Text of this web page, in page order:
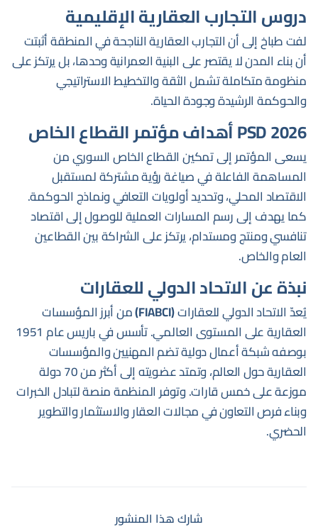
دروس التجارب العقارية الإقليمية
لفت طباخ إلى أن التجارب العقارية الناجحة في المنطقة أثبتت
أن بناء المدن لا يقتصر على البنية العمرانية وحدها، بل يرتكز على
منظومة متكاملة تشمل الثقة والتخطيط الاستراتيجي
والحوكمة الرشيدة وجودة الحياة.
أهداف مؤتمر القطاع الخاص PSD 2026
يسعى المؤتمر إلى تمكين القطاع الخاص السوري من
المساهمة الفاعلة في صياغة رؤية مشتركة لمستقبل
الاقتصاد المحلي، وتحديد أولويات التعافي ونماذج الحوكمة.
كما يهدف إلى رسم المسارات العملية للوصول إلى اقتصاد
تنافسي ومنتج ومستدام، يرتكز على الشراكة بين القطاعين
العام والخاص.
نبذة عن الاتحاد الدولي للعقارات
يُعدّ الاتحاد الدولي للعقارات(FIABCI)
من أبرز المؤسسات
العقارية على المستوى العالمي. تأسس في باريس عام 1951
بوصفه شبكة أعمال دولية تضم المهنيين والمؤسسات
العقارية حول العالم، وتمتد عضويته إلى أكثر من 70 دولة
موزعة على خمس قارات. وتوفر المنظمة منصة لتبادل الخبرات
وبناء فرص التعاون في مجالات العقار والاستثمار والتطوير
الحضري.
شارك هذا المنشور